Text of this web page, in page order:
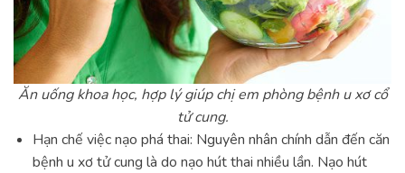
Ăn uống khoa học, hợp lý giúp chị em phòng bệnh u xơ cổ
tử cung.
Hạn chế việc nạo phá thai: Nguyên nhân chính dẫn đến căn
bệnh u xơ tử cung là do nạo hút thai nhiều lần. Nạo hút